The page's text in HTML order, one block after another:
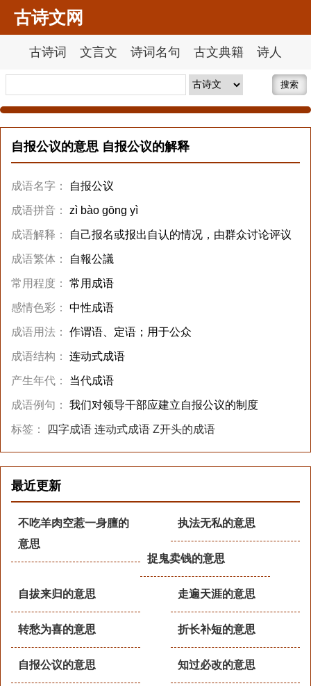
古诗文网
古诗词 文言文 诗词名句 古文典籍 诗人
搜索
自报公议的意思 自报公议的解释
成语名字： 自报公议
成语拼音： zì bào gōng yì
成语解释： 自己报名或报出自认的情况，由群众讨论评议
成语繁体： 自報公議
常用程度： 常用成语
感情色彩： 中性成语
成语用法： 作谓语、定语；用于公众
成语结构： 连动式成语
产生年代： 当代成语
成语例句： 我们对领导干部应建立自报公议的制度
标签： 四字成语 连动式成语 Z开头的成语
最近更新
不吃羊肉空惹一身膻的
意思
执法无私的意思
捉鬼卖钱的意思
走遍天涯的意思
自拔来归的意思
折长补短的意思
转愁为喜的意思
知过必改的意思
自报公议的意思